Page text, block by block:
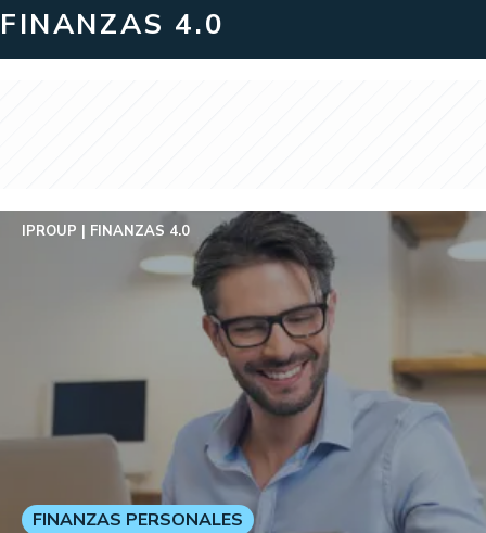
FINANZAS 4.0
IPROUP FINANZAS 4.0
FINANZAS PERSONALES